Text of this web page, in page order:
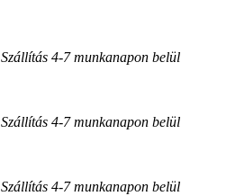
Szállítás 4-7 munkanapon belül
Szállítás 4-7 munkanapon belül
Szállítás 4-7 munkanapon belül